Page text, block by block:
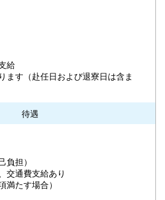
給
ます（赴任日および退寮日は含ま
待遇
担）
交通費支給あり
満たす場合）